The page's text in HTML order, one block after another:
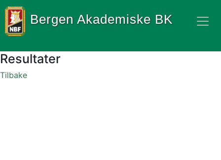
Bergen Akademiske BK
Resultater
Tilbake